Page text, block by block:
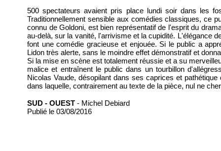
500 spectateurs avaient pris place lundi soir dans les
Traditionnellement sensible aux comédies classiques, ce
connu de Goldoni, est bien représentatif de l'esprit du
au-delà, sur la vanité, l'arrivisme et la cupidité. L'élégance
font une comédie gracieuse et enjouée. Si le public a
Lidon très alerte, sans le moindre effet démonstratif et
Si la mise en scène est totalement réussie et a su
malice et entraînent le public dans un tourbillon
Nicolas Vaude, désopilant dans ses caprices et
dans laquelle, contrairement au texte de la pièce, nul ne
SUD - OUEST - Michel Debiard
Publié le 03/08/2016